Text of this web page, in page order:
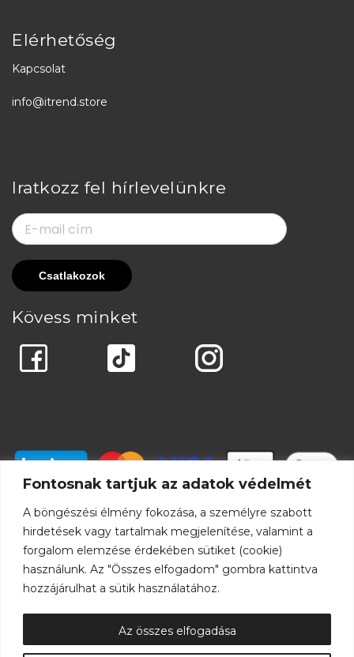
Fontosnak tartjuk az adatok védelmét
A böngészési élmény fokozása, a személyre szabott
hirdetések vagy tartalmak megjelenítése, valamint a
forgalom elemzése érdekében sütiket (cookie)
használunk. Az "Összes elfogadom" gombra kattintva
hozzájárulhat a sütik használatához.
Az összes elfogadása
Elérhetőség
Kapcsolat
info@itrend.store
Iratkozz fel hírlevelünkre
Kövess minket